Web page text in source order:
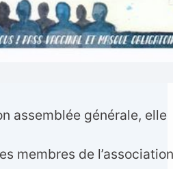
assemblée générale, elle
membres de l’association